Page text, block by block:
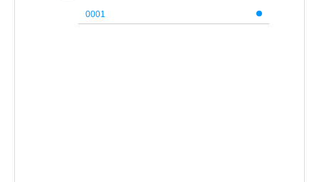
0001